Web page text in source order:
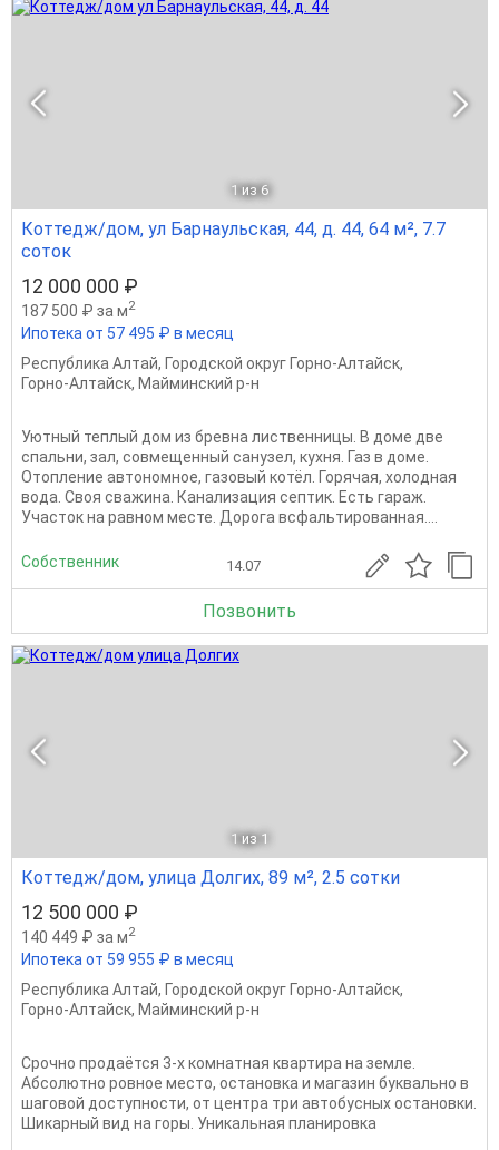
1 из 6
Коттедж/дом, ул Барнаульская, 44, д. 44, 64 м², 7.7
соток
12 000 000 ₽
187 500 ₽ за м2
Ипотека от 57 495 ₽ в месяц
Республика Алтай, Городской округ Горно-Алтайск,
Горно-Алтайск, Майминский р-н
Уютный теплый дом из бревна лиственницы. В доме две
спальни, зал, совмещенный санузел, кухня. Газ в доме.
Отопление автономное, газовый котёл. Горячая, холодная
вода. Своя сважина. Канализация септик. Есть гараж.
Участок на равном месте. Дорога всфальтированная....
Собственник 14.07
Позвонить
1 из 1
Коттедж/дом, улица Долгих, 89 м², 2.5 сотки
12 500 000 ₽
140 449 ₽ за м2
Ипотека от 59 955 ₽ в месяц
Республика Алтай, Городской округ Горно-Алтайск,
Горно-Алтайск, Майминский р-н
Срочно продаётся 3-х комнатная квартира на земле.
Абсолютно ровное место, остановка и магазин буквально в
шаговой доступности, от центра три автобусных остановки.
Шикарный вид на горы. Уникальная планировка